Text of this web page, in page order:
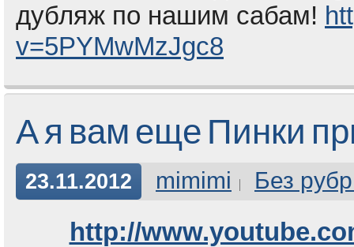
дубляж по нашим сабам!
v=5PYMwMzJgc8
А я вам еще Пинки
23.11.2012 mimimi Без
http://